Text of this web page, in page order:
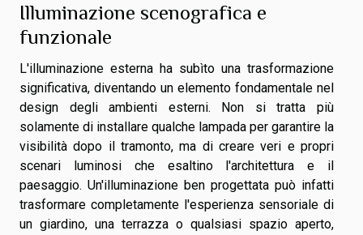
Illuminazione scenografica e
funzionale
L'illuminazione esterna ha subìto una trasformazione
significativa, diventando un elemento fondamentale nel
design degli ambienti esterni. Non si tratta più
solamente di installare qualche lampada per garantire la
visibilità dopo il tramonto, ma di creare veri e propri
scenari luminosi che esaltino l'architettura e il
paesaggio. Un'illuminazione ben progettata può infatti
trasformare completamente l'esperienza sensoriale di
un giardino, una terrazza o qualsiasi spazio aperto,